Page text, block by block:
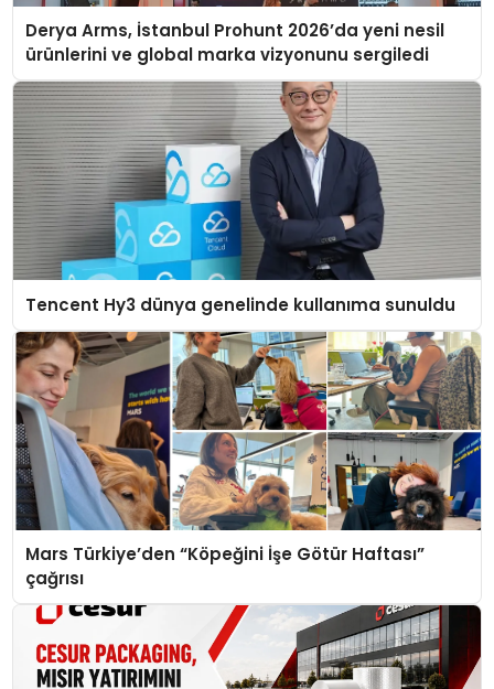
Derya Arms, İstanbul Prohunt 2026’da yeni nesil
ürünlerini ve global marka vizyonunu sergiledi
Tencent Hy3 dünya genelinde kullanıma sunuldu
Mars Türkiye’den “Köpeğini İşe Götür Haftası”
çağrısı